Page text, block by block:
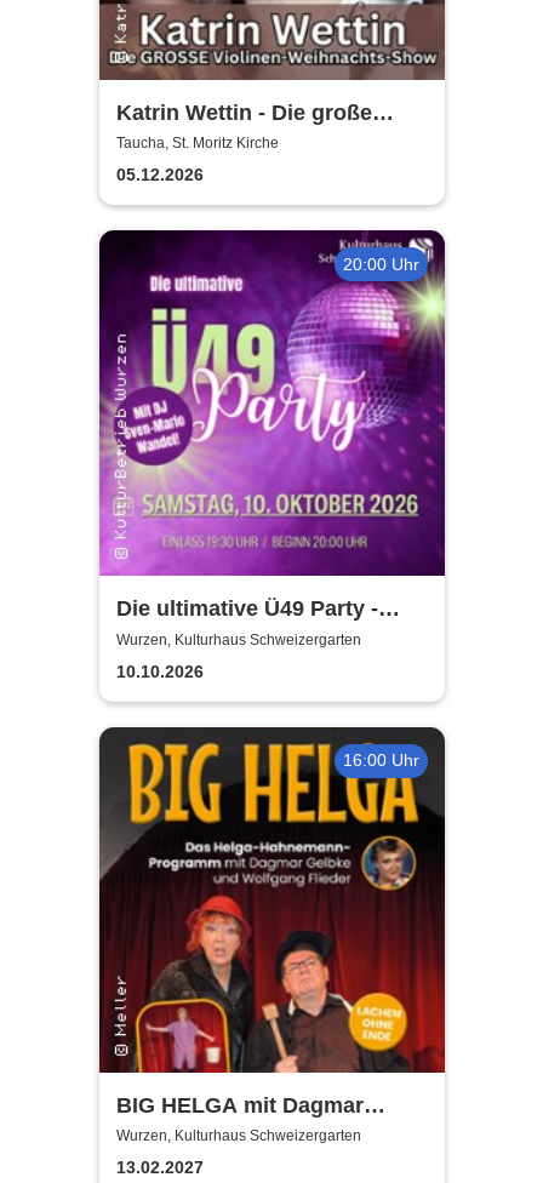
Katrin Wettin - Die große
Violinen-Weihnachts-Show
Taucha, St. Moritz Kirche
05.12.2026
20:00 Uhr
Die ultimative Ü49 Party -
Kulturhaus Schweizergarten
Wurzen, Kulturhaus Schweizergarten
10.10.2026
16:00 Uhr
BIG HELGA mit Dagmar
Gelbke & Wolfgang Fliedler
Wurzen, Kulturhaus Schweizergarten
13.02.2027